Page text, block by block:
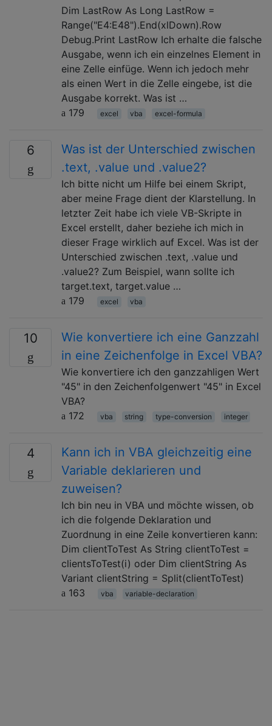
Dim LastRow As Long LastRow =
Range("E4:E48").End(xlDown).Row
Debug.Print LastRow Ich erhalte die falsche
Ausgabe, wenn ich ein einzelnes Element in
eine Zelle einfüge. Wenn ich jedoch mehr
als einen Wert in die Zelle eingebe, ist die
Ausgabe korrekt. Was ist …
179
excel vba excel-formula
6
Was ist der Unterschied zwischen
.text, .value und .value2?
Ich bitte nicht um Hilfe bei einem Skript,
aber meine Frage dient der Klarstellung. In
letzter Zeit habe ich viele VB-Skripte in
Excel erstellt, daher beziehe ich mich in
dieser Frage wirklich auf Excel. Was ist der
Unterschied zwischen .text, .value und
.value2? Zum Beispiel, wann sollte ich
target.text, target.value …
179
excel vba
10
Wie konvertiere ich eine Ganzzahl
in eine Zeichenfolge in Excel VBA?
Wie konvertiere ich den ganzzahligen Wert
"45" in den Zeichenfolgenwert "45" in Excel
VBA?
172
vba string type-conversion integer
4
Kann ich in VBA gleichzeitig eine
Variable deklarieren und
zuweisen?
Ich bin neu in VBA und möchte wissen, ob
ich die folgende Deklaration und
Zuordnung in eine Zeile konvertieren kann:
Dim clientToTest As String clientToTest =
clientsToTest(i) oder Dim clientString As
Variant clientString = Split(clientToTest)
163
vba variable-declaration